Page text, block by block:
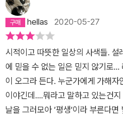
일 것이 분명하지만 모든 독서는 오
말로 독자로서 가장 희열을 느끼는
고. ​많은 분들이 <모월모일>에서 각
게 되기를! 그리고 그 힘으로 각자
수 있기를.​​​​www.instagram.com/
hellas 2020-05-27
시적이고 따뜻한 일상의 사색들.
에 믿을 수 없는 일은 믿지 않기로
이 오그라 든다. 누군가에게 가해
이야긴데....뭐라고 말하고 있는건
날을 그러모아 ‘평생‘이라 부른다